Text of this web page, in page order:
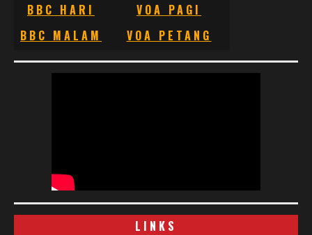
BBC HARI
VOA PAGI
BBC MALAM
VOA PETANG
LINKS